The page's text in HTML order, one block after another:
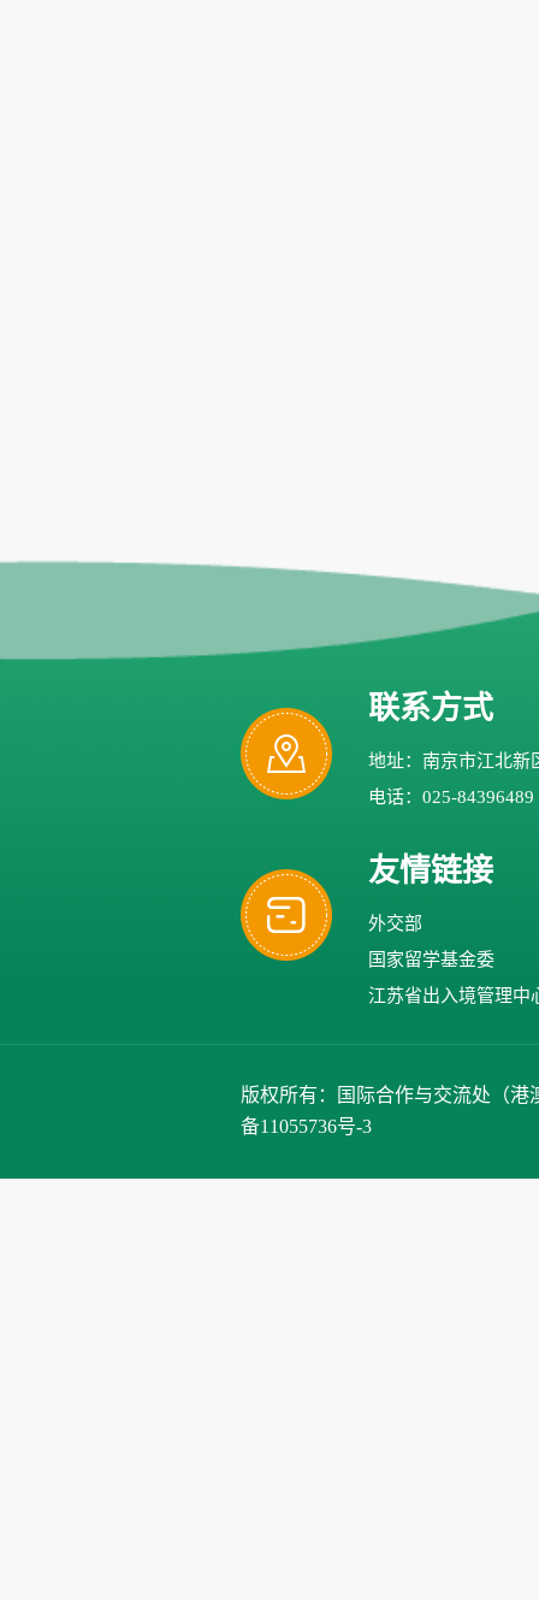
联系方式
地址：南京市江北新
电话：025-84396489
友情链接
外交部
国家留学基金委
江苏省出入境管理中
版权所有：国际合作与交流处（港
备11055736号-3